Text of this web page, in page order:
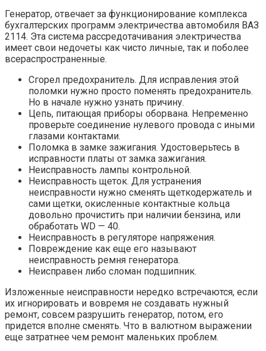
Генератор, отвечает за функционирование комплекса
бухгалтерских программ электричества автомобиля ВАЗ
2114. Эта система рассредотачивания электричества
имеет свои недочеты как чисто личные, так и поболее
всераспространенные.
Сгорел предохранитель. Для исправления этой
поломки нужно просто поменять предохранитель.
Но в начале нужно узнать причину.
Цепь, питающая приборы оборвана. Непременно
проверьте соединение нулевого провода с иными
глазами контактами.
Поломка в замке зажигания. Удостоверьтесь в
исправности платы от замка зажигания.
Неисправность лампы контрольной.
Неисправность щеток. Для устранения
неисправности нужно сменять щеткодержатель и
сами щетки, окисленные контактные кольца
довольно прочистить при наличии бензина, или
обработать WD — 40.
Неисправность в регуляторе напряжения.
Повреждение как еще его называют
неисправность ремня генератора.
Неисправен либо сломан подшипник.
Изложенные неисправности нередко встречаются, если
их игнорировать и вовремя не создавать нужный
ремонт, совсем разрушить генератор, потом, его
придется вполне сменять. Что в валютном выражении
еще затратнее чем ремонт маленьких проблем.